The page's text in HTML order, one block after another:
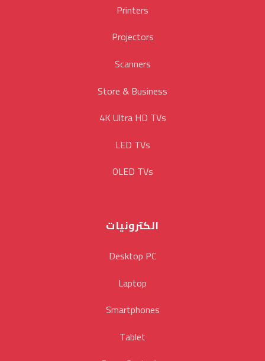
Printers
Projectors
Scanners
Store & Business
4K Ultra HD TVs
LED TVs
OLED TVs
الكترونيات
Desktop PC
Laptop
Smartphones
Tablet